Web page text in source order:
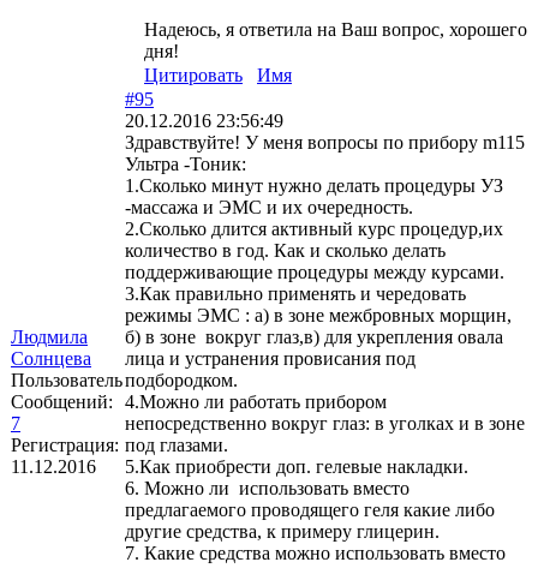
Надеюсь, я ответила на Ваш вопрос, хорошего
дня!
Цитировать
Имя
Людмила
Солнцева
Пользователь
Сообщений:
7
Регистрация:
11.12.2016
#95
20.12.2016 23:56:49
Здравствуйте! У меня вопросы по прибору m115
Ультра -Тоник:
1.Сколько минут нужно делать процедуры УЗ
-массажа и ЭМС и их очередность.
2.Сколько длится активный курс процедур,их
количество в год. Как и сколько делать
поддерживающие процедуры между курсами.
3.Как правильно применять и чередовать
режимы ЭМС : а) в зоне межбровных морщин,
б) в зоне вокруг глаз,в) для укрепления овала
лица и устранения провисания под
подбородком.
4.Можно ли работать прибором
непосредственно вокруг глаз: в уголках и в зоне
под глазами.
5.Как приобрести доп. гелевые накладки.
6. Можно ли использовать вместо
предлагаемого проводящего геля какие либо
другие средства, к примеру глицерин.
7. Какие средства можно использовать вместо